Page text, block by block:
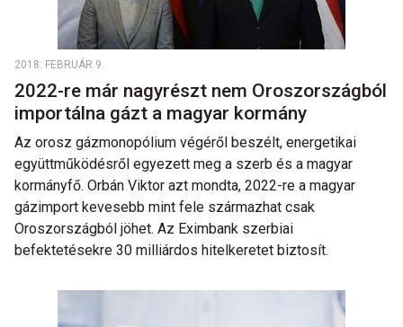
2018. FEBRUÁR 9.
2022-re már nagyrészt nem Oroszországból
importálna gázt a magyar kormány
Az orosz gázmonopólium végéről beszélt, energetikai
együttműködésről egyezett meg a szerb és a magyar
kormányfő. Orbán Viktor azt mondta, 2022-re a magyar
gázimport kevesebb mint fele származhat csak
Oroszországból jöhet. Az Eximbank szerbiai
befektetésekre 30 milliárdos hitelkeretet biztosít.